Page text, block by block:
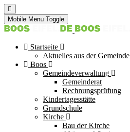
Mobile Menu Toggle
Startseite
Aktuelles aus der Gemeinde
Boos
Gemeindeverwaltung
Gemeinderat
Rechnungsprüfung
Kindertagesstätte
Grundschule
Kirche
Bau der Kirche